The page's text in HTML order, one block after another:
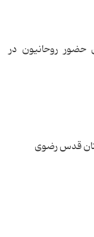
روحانیون در
قدس رضوی